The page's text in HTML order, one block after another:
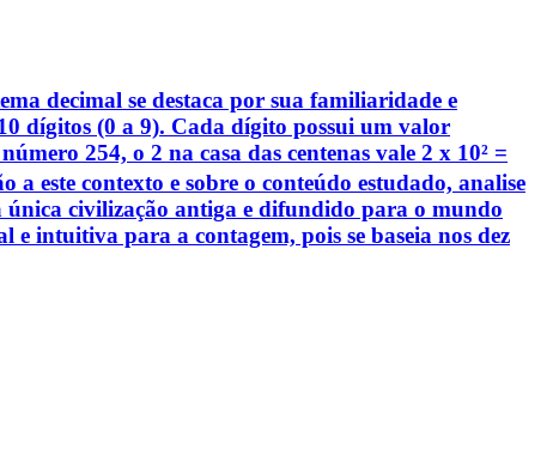
decimal se destaca por sua familiaridade e
dígitos (0 a 9). Cada dígito possui um valor
254, o 2 na casa das centenas vale 2 x 10² =
a este contexto e sobre o conteúdo estudado, analise
única civilização antiga e difundido para o mundo
intuitiva para a contagem, pois se baseia nos dez